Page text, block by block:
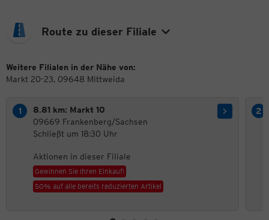
Route zu dieser Filiale
Weitere Filialen in der Nähe von:
Markt 20-23, 09648 Mittweida
8.81 km: Markt 10
09669 Frankenberg/Sachsen
Schließt um 18:30 Uhr
Aktionen in dieser Filiale
Gewinnen Sie Ihren Einkauf!
50% auf alle bereits reduzierten Artikel